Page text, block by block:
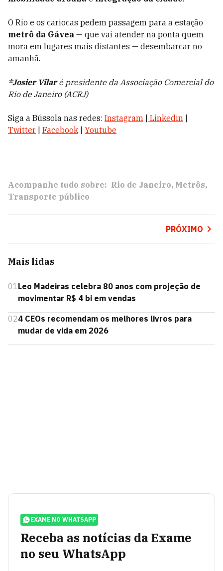
O Rio e os cariocas pedem passagem para a estação
metrô da Gávea — que vai atender na ponta quem
mora em lugares mais distantes — desembarcar no
amanhã.
*Josier Vilaré presidente da Associação Comercial do
Rio de Janeiro (ACRJ)
Siga a Bússola nas redes: Instagram Linkedin
Twitter
Facebook| Youtube
Acompanhe tudo sobre: Rio de Janeiro Metrôs
Transporte público
PRÓXIMO
Mais lidas
01Leo Madeiras celebra 80 anos com projeção de
movimentar R$ 4 bi em vendas
024 CEOs recomendam os melhores livros para
mudar de vida em 2026
EXAME NO WHATSAPP
Receba as notícias da Exame
no seu WhatsApp